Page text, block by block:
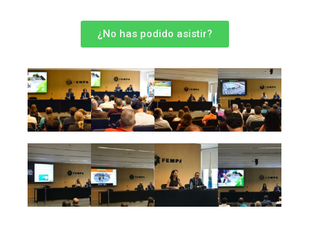
¿No has podido asistir?